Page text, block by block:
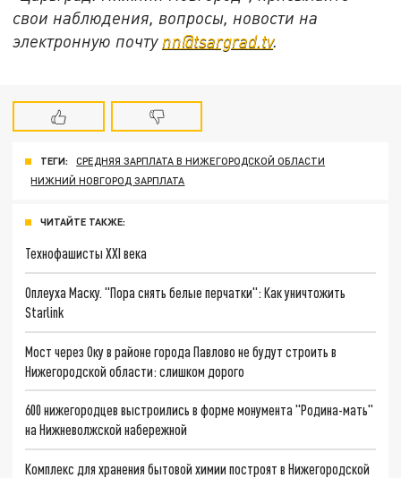
свои наблюдения, вопросы, новости на
электронную почту nn@tsargrad.tv.
ТЕГИ:
СРЕДНЯЯ ЗАРПЛАТА В НИЖЕГОРОДСКОЙ ОБЛАСТИ
НИЖНИЙ НОВГОРОД ЗАРПЛАТА
ЧИТАЙТЕ ТАКЖЕ:
Технофашисты XXI века
Оплеуха Маску. "Пора снять белые перчатки": Как уничтожить
Starlink
Мост через Оку в районе города Павлово не будут строить в
Нижегородской области: слишком дорого
600 нижегородцев выстроились в форме монумента "Родина-мать"
на Нижневолжской набережной
Комплекс для хранения бытовой химии построят в Нижегородской